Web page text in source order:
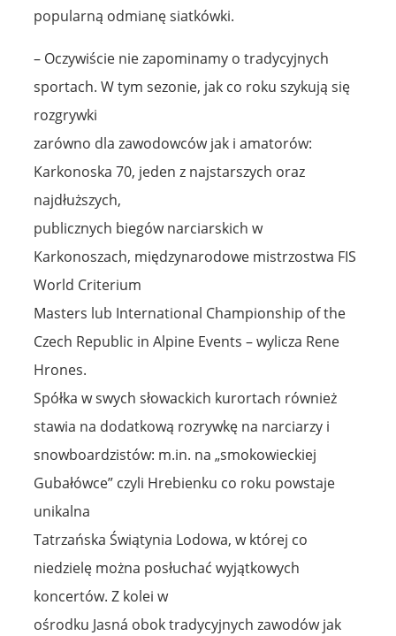
popularną odmianę siatkówki.
– Oczywiście nie zapominamy o tradycyjnych
sportach. W tym sezonie, jak co roku szykują się
rozgrywki
zarówno dla zawodowców jak i amatorów:
Karkonoska 70, jeden z najstarszych oraz
najdłuższych,
publicznych biegów narciarskich w
Karkonoszach, międzynarodowe mistrzostwa FIS
World Criterium
Masters lub International Championship of the
Czech Republic in Alpine Events – wylicza Rene
Hrones.
Spółka w swych słowackich kurortach również
stawia na dodatkową rozrywkę na narciarzy i
snowboardzistów: m.in. na „smokowieckiej
Gubałówce” czyli Hrebienku co roku powstaje
unikalna
Tatrzańska Świątynia Lodowa, w której co
niedzielę można posłuchać wyjątkowych
koncertów. Z kolei w
ośrodku Jasná obok tradycyjnych zawodów jak